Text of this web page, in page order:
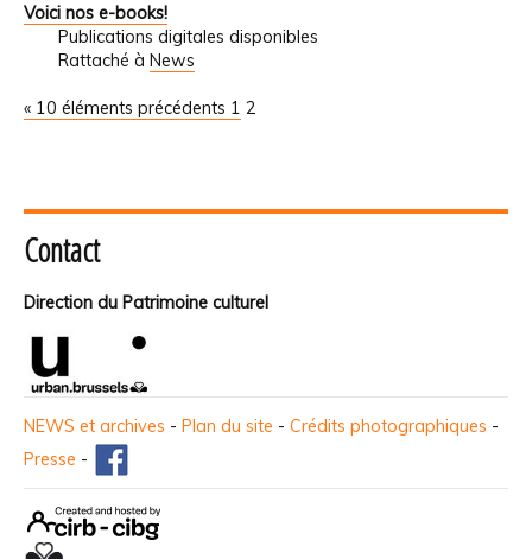
Voici nos e-books!
Publications digitales disponibles
Rattaché à News
« 10 éléments précédents 1 2
Contact
Direction du Patrimoine culturel
NEWS et archives - Plan du site - Crédits photographiques -
Presse -